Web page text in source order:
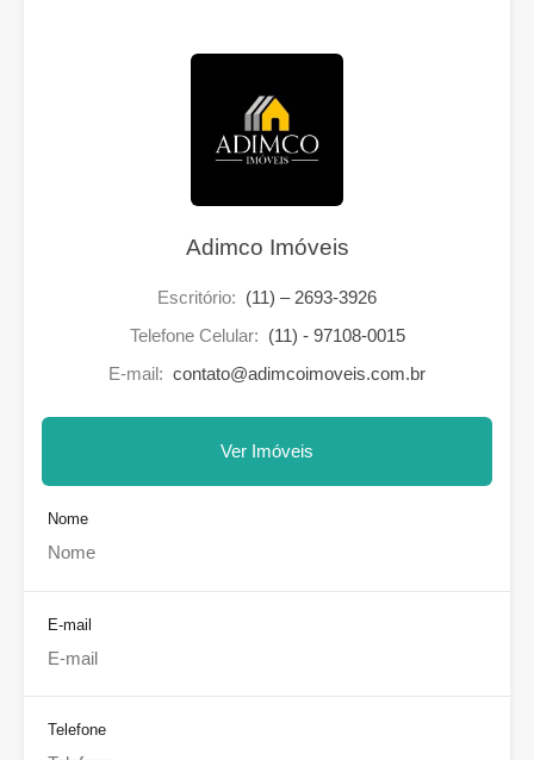
Adimco Imóveis
Escritório: (11) – 2693-3926
Telefone Celular: (11) - 97108-0015
E-mail: contato@adimcoimoveis.com.br
Ver Imóveis
Nome
E-mail
Telefone